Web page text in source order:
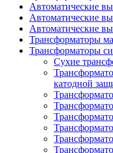
Автоматические
Автоматические
Автоматические
Трансформаторы
Трансформаторы
Сухие
катодной